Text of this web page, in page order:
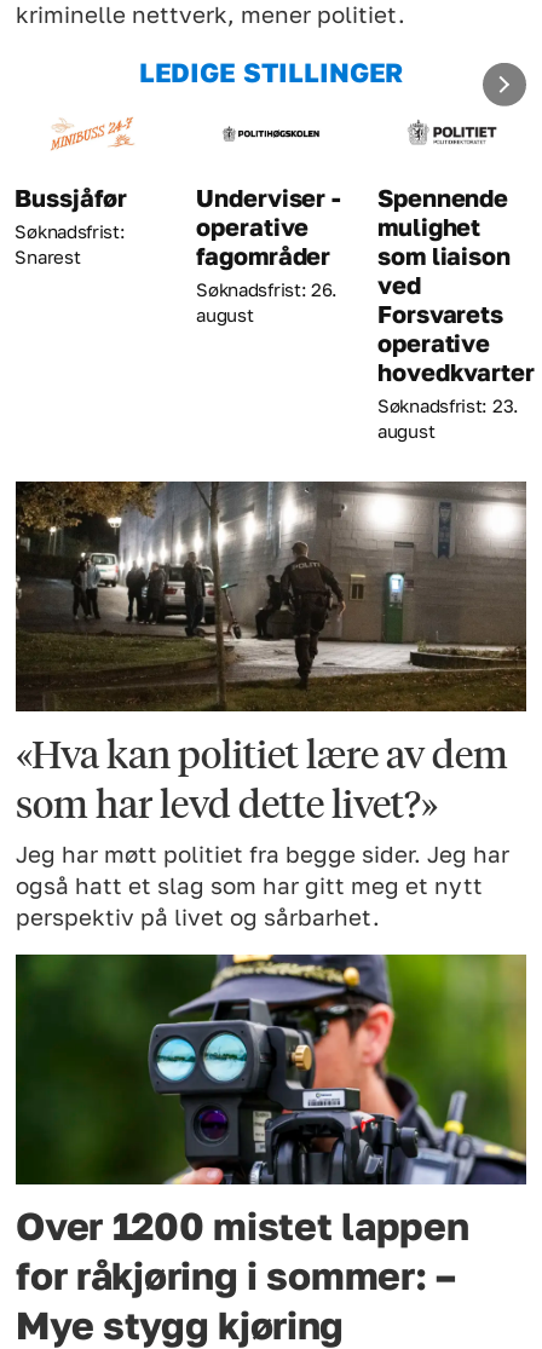
kriminelle nettverk, mener politiet.
LEDIGE STILLINGER
Bussjåfør
Søknadsfrist:
Snarest
Underviser -
operative
fagområder
Søknadsfrist: 26.
august
Spennende
mulighet
som liaison
ved
Forsvarets
operative
hovedkvarter
Søknadsfrist: 23.
august
«Hva kan politiet lære av dem
som har levd dette livet?»
Jeg har møtt politiet fra begge sider. Jeg har
også hatt et slag som har gitt meg et nytt
perspektiv på livet og sårbarhet.
Over 1200 mistet lappen
for råkjøring i sommer: –
Mye stygg kjøring